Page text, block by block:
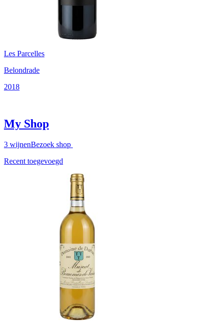
Les Parcelles
Belondrade
2018
My Shop
3 wijnenBezoek shop
Recent toegevoegd